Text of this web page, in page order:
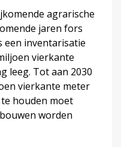
agrarische
jaren fors
een inventarisatie
vierkante
leeg. Tot aan 2030
vierkante meter
houden moet
worden